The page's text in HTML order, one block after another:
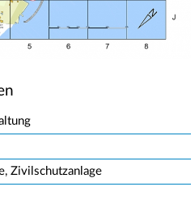
Zivilschutzanlage